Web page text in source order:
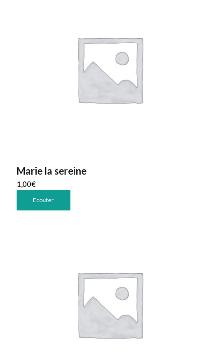
Marie la sereine
1,00€
Ecouter